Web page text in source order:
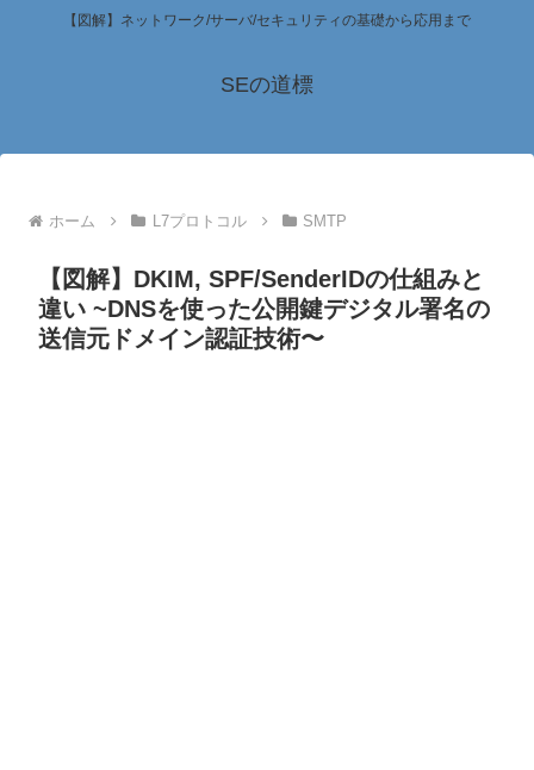
【図解】ネットワーク/サーバ/セキュリティの基礎から応用まで
SEの道標
ホーム L7プロトコル SMTP
【図解】DKIM, SPF/SenderIDの仕組みと
違い ~DNSを使った公開鍵デジタル署名の
送信元ドメイン認証技術〜